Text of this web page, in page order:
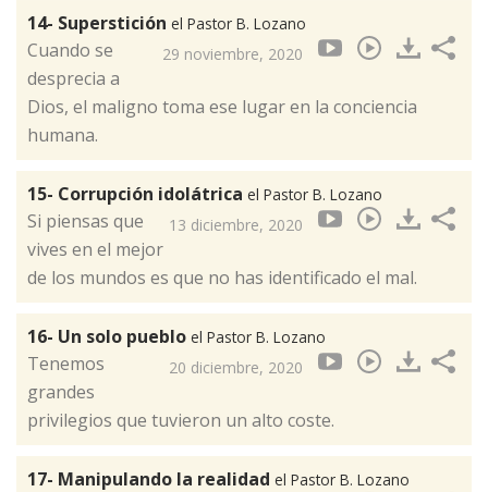
14- Superstición el Pastor B. Lozano
29 noviembre, 2020
Cuando se
desprecia a
Dios, el maligno toma ese lugar en la conciencia
humana.
15- Corrupción idolátrica el Pastor B. Lozano
13 diciembre, 2020
Si piensas que
vives en el mejor
de los mundos es que no has identificado el mal.
16- Un solo pueblo el Pastor B. Lozano
20 diciembre, 2020
Tenemos
grandes
privilegios que tuvieron un alto coste.
17- Manipulando la realidad el Pastor B. Lozano